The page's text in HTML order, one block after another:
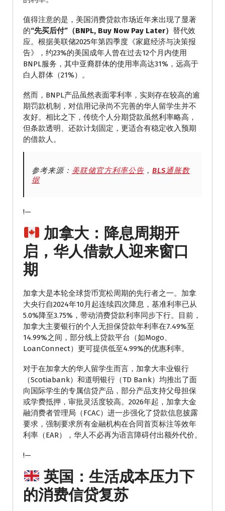
值得注意的是，美国消费贷款市场近年来出现了显著
的“先买后付”（BNPL, Buy Now Pay Later） 替代效
应。根据美联储2025年第四季度《家庭经济与决策报
告》，约23%的美国成年人曾在过去12个月内使用
BNPL服务，其中亚裔群体的使用率高达31%，远高于
白人群体（21%）。
然而，BNPL产品虽然表面零利率，实则存在较高的逾
期罚款机制，对信用记录尚不完善的华人留学生并不
友好。相比之下，传统个人分期贷款虽然利率略高，
但条款透明、还款计划固定，更适合有稳定收入预期
的借款人。
参考来源： 美联储官方利率公告 ， BLS通胀数
据
!—
加拿大：降息周期开
启，华人借款人迎来窗口
期
加拿大是本轮全球货币宽松周期的先行者之一。加拿
大央行自2024年10月起连续四次降息，基准利率已从
5.0%降至3.75%，带动消费贷款利率同步下行。目前，
加拿大主要银行的个人无担保贷款年利率在7.49%至
14.99%之间，部分线上贷款平台（如Mogo、
LoanConnect）更可提供低至4.99%的优惠利率。
对于在加拿大的华人留学生而言，加拿大丰业银行
（Scotiabank）和道明银行（TD Bank）均推出了面
向国际学生的专属信贷产品，部分产品支持父母担保
或学费抵押，审批灵活度较高。2026年起，加拿大金
融消费者管理局（FCAC）进一步强化了贷款信息披露
要求，强制要求所有金融机构在合同首页标注等效年
利率（EAR），华人不必再为语言障碍付出额外代价。
!—
英国：生活成本压力下
的消费信贷复苏